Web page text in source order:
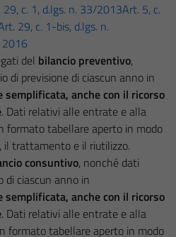
c. 1, d.lgs. n. 33/2013Art. 5, c.
29, c. 1-bis, d.lgs. n.
2016
del bilancio preventivo,
di previsione di ciascun anno in
semplificata, anche con il ricorso
. Dati relativi alle entrate e alla
formato tabellare aperto in modo
il trattamento e il riutilizzo.
consuntivo, nonché dati
di ciascun anno in
semplificata, anche con il ricorso
. Dati relativi alle entrate e alla
formato tabellare aperto in modo